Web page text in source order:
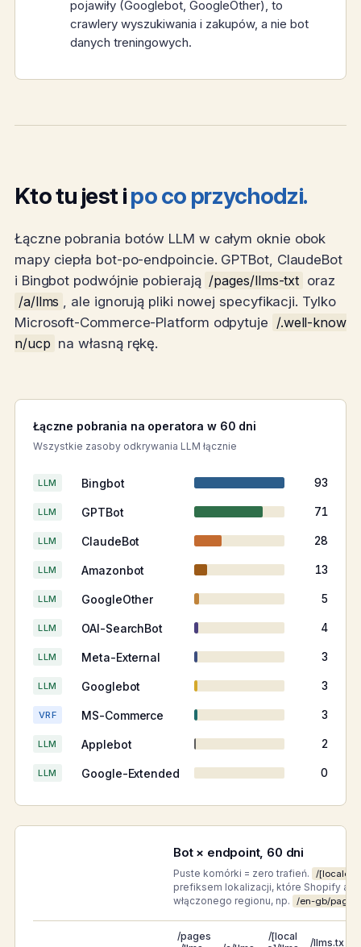
pojawiły (Googlebot, GoogleOther), to
crawlery wyszukiwania i zakupów, a nie bot
danych treningowych.
Kto tu jest ipo co przychodzi.
Łączne pobrania botów LLM w całym oknie obok
mapy ciepła bot-po-endpoincie. GPTBot, ClaudeBot
i Bingbot podwójnie pobierają /pages/llms-txt oraz
/a/llms , ale ignorują pliki nowej specyfikacji. Tylko
Microsoft-Commerce-Platform odpytuje /.well-know
n/ucp na własną rękę.
Łączne pobrania na operatora w 60 dni
Wszystkie zasoby odkrywania LLM łącznie
Bingbot
LLM 93
GPTBot
LLM 71
ClaudeBot
LLM 28
Amazonbot
LLM 13
GoogleOther
LLM 5
OAI-SearchBot
LLM 4
Meta-External
LLM 3
Googlebot
LLM 3
MS-Commerce
VRF 3
Applebot
LLM 2
Google-Extended
LLM 0
Bot × endpoint, 60 dni
Puste komórki = zero trafień. /[locale]/
prefiksem lokalizacji, które Shopify
włączonego regionu, np.
/en-gb/
/pages
/[local
/llms.tx